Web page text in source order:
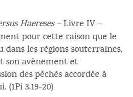
Haereses –Livre IV –
pour cette raison que le
dans les régions souterraines,
son avènement et
des péchés accordée à
3.19-20)